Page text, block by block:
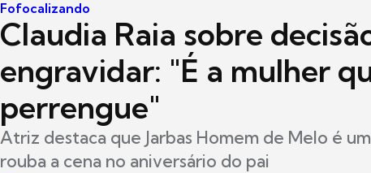
Fofocalizando
Claudia Raia sobre
engravidar: "É a mulher
perrengue"
Atriz destaca que Jarbas Homem de Melo é
rouba a cena no aniversário do pai